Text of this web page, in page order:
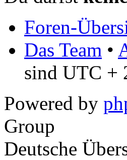
Foren-
Das Team •
sind UTC +
Powered by
Group
Deutsche